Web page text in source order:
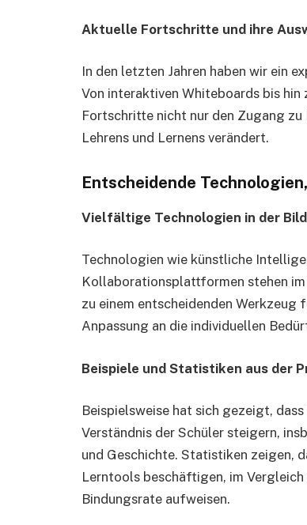
Aktuelle Fortschritte und ihre
In den letzten Jahren haben wir ein
Von interaktiven Whiteboards bis
Fortschritte nicht nur den Zugang
Lehrens und Lernens verändert.
Entscheidende
Vielfältige Technologien in der
Technologien wie künstliche
Kollaborationsplattformen stehen
zu einem entscheidenden Werkzeug
Anpassung an die individuellen
Beispiele und Statistiken aus der
Beispielsweise hat sich gezeigt,
Verständnis der Schüler steigern,
und Geschichte. Statistiken zeigen,
Lerntools beschäftigen, im
Bindungsrate aufweisen.